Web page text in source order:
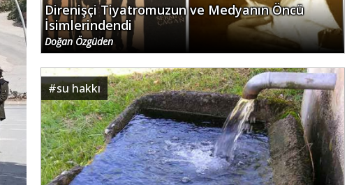
Direnişçi Tiyatromuzun ve Medyanın Öncü
İsimlerindendi
Doğan Özgüden
#su hakkı